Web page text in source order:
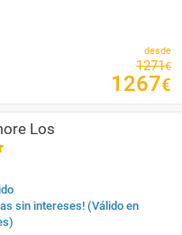
desde
1271€
1267€
Los
sin intereses! (Válido en